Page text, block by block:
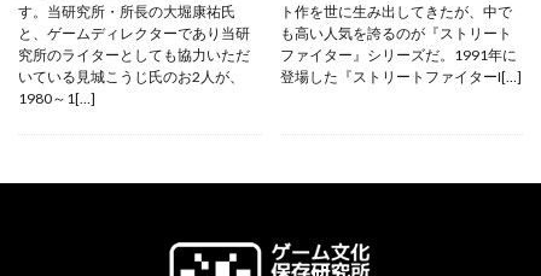
す。当研究所・所長の大堀康祐氏
と、ゲームディレクターであり当研
究所のライターとしても協力いただ
いている見城こうじ氏のお2人が、
1980～1[…]
ト作を世に生み出してきたが、中で
も高い人気を誇るのが『ストリート
ファイター』シリーズだ。1991年に
登場した『ストリートファイターI[…]